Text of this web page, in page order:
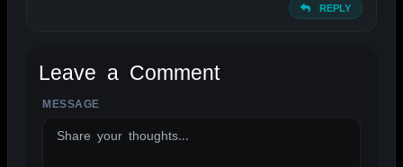
REPLY
Leave a Comment
MESSAGE
ALTERNATIVE: